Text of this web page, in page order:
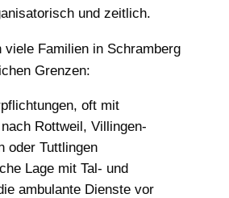
und zeitlich.
viele Familien in Schramberg
Grenzen:
oft mit
Rottweil, Villingen-
oder Tuttlingen
Lage mit Tal- und
ambulante Dienste vor